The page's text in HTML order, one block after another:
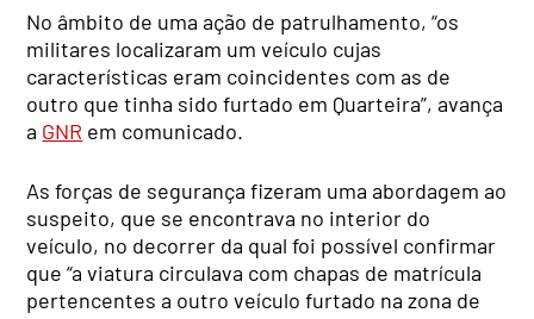
No âmbito de uma ação de patrulhamento, “os
militares localizaram um veículo cujas
características eram coincidentes com as de
outro que tinha sido furtado em Quarteira”, avança
a GNR em comunicado.
As forças de segurança fizeram uma abordagem ao
suspeito, que se encontrava no interior do
veículo, no decorrer da qual foi possível confirmar
que “a viatura circulava com chapas de matrícula
pertencentes a outro veículo furtado na zona de